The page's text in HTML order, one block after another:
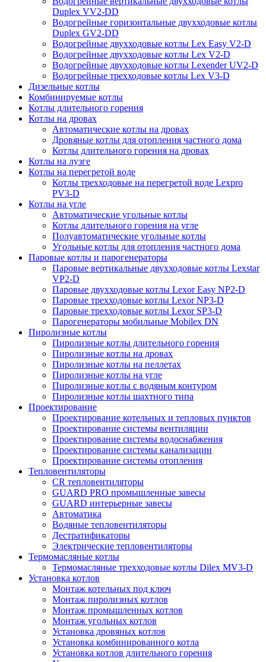
Duplex VV2-DD
Водогрейные горизонтальные двухходовые котлы
Duplex GV2-DD
Водогрейные двухходовые котлы Lex Easy V2-D
Водогрейные двухходовые котлы Lex V2-D
Водогрейные двухходовые котлы Lexender UV2-D
Водогрейные трехходовые котлы Lex V3-D
Дизельные котлы
Комбинируемые котлы
Котлы длительного горения
Котлы на дровах
Автоматические котлы на дровах
Дровяные котлы для отопления частного дома
Котлы длительного горения на дровах
Котлы на лузге
Котлы на перегретой воде
Котлы трехходовые на перегретой воде Lexpro
PV3-D
Котлы на угле
Автоматические угольные котлы
Котлы длительного горения на угле
Полуавтоматические угольные котлы
Угольные котлы для отопления частного дома
Паровые котлы и парогенераторы
Паровые вертикальные двухходовые котлы Lexstar
VP2-D
Паровые двухходовые котлы Lexor Easy NP2-D
Паровые трехходовые котлы Lexor NP3-D
Паровые трехходовые котлы Lexor SP3-D
Парогенераторы мобильные Mobilex DN
Пиролизные котлы
Пиролизные котлы длительного горения
Пиролизные котлы на дровах
Пиролизные котлы на пеллетах
Пиролизные котлы на угле
Пиролизные котлы с водяным контуром
Пиролизные котлы шахтного типа
Проектирование
Проектирование котельных и тепловых пунктов
Проектирование системы вентиляции
Проектирование системы водоснабжения
Проектирование системы канализации
Проектирование системы отопления
Тепловентиляторы
CR тепловентиляторы
GUARD PRO промышленные завесы
GUARD интерьерные завесы
Автоматика
Водяные тепловентиляторы
Дестратификаторы
Электрические тепловентиляторы
Термомасляные котлы
Термомасляные трехходовые котлы Dilex MV3-D
Установка котлов
Монтаж котельных под ключ
Монтаж пиролизных котлов
Монтаж промышленных котлов
Монтаж угольных котлов
Установка дровяных котлов
Установка комбинированного котла
Установка котлов длительного горения